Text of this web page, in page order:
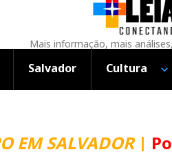
Mais informação, mais
Salvador Cultura
SALVADOR|Por